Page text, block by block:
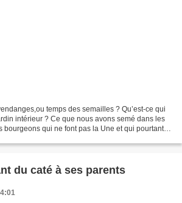
temps des semailles ? Qu’est-ce qui
intérieur ? Ce que nous avons semé dans les
bourgeons qui ne font pas la Une et qui pourtant
du caté à ses parents